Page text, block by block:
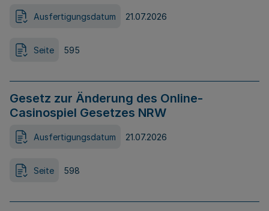
Ausfertigungsdatum 21.07.2026
Seite 595
Gesetz zur Änderung des Online-
Casinospiel Gesetzes NRW
Ausfertigungsdatum 21.07.2026
Seite 598